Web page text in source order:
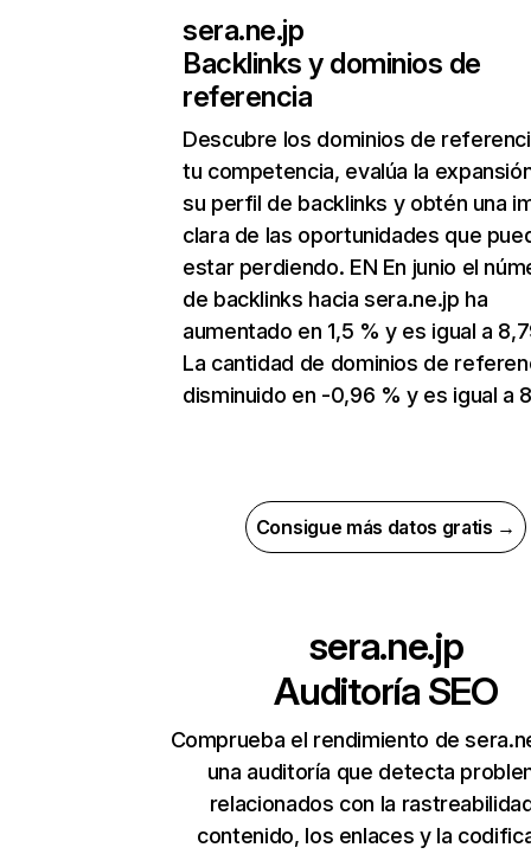
sera.ne.jp
Backlinks y dominios de
referencia
Descubre los dominios de
tu competencia, evalúa la
su perfil de backlinks y obtén una
clara de las oportunidades que
estar perdiendo. EN En junio el
de backlinks hacia sera.ne.jp ha
aumentado en 1,5 % y es igual a
La cantidad de dominios de
disminuido en -0,96 % y es igual a
Consigue más datos gratis →
sera.ne.jp
Auditoría SEO
Comprueba el rendimiento de
una auditoría que detecta
relacionados con la
contenido, los enlaces y la